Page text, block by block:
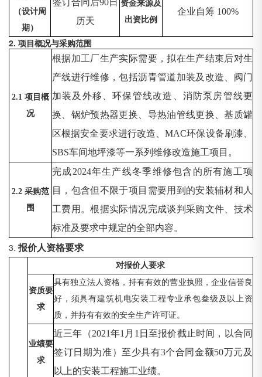
（设计周
期）
签订合同后90日
历天
资金来源及
出资比例
企业自筹100%
2. 项目概况与采购范围
2.1 项目概
况
根据加工厂生产实际需要，拟在生产结束后对生
产线进行维修，包括沥青管道加装及改造、阀门
加装及外移、环保管线改造、消防泵房管线更
换、锅炉预热器更换、导热油管线更换、基质罐
区根据安全要求进行改造、MAC环保设备刷漆、
SBS车间地坪漆等一系列维修改造施工项目。
2.2 采购范
围
完成2024年生产线冬季维修包含的所有施工项
目，包含但不限于项目需要用到的安装辅材和人
工费用。根据实际情况完成谈判采购文件、技术
标准及要求中规定的全部内容。
3. 报价人资格要求
对报价人要求
资质要
求
具有独立法人资格，持有有效的营业执照，企业信誉良
好，须具有建筑机电安装工程专业承包叁级及以上资
质，并持有有效的安全生产许可证。
业绩要
求
近三年（2021年1月1日至报价截止时间，以合同
签订日期为准）至少具有3个合同金额50万元及
以上的安装工程施工业绩。